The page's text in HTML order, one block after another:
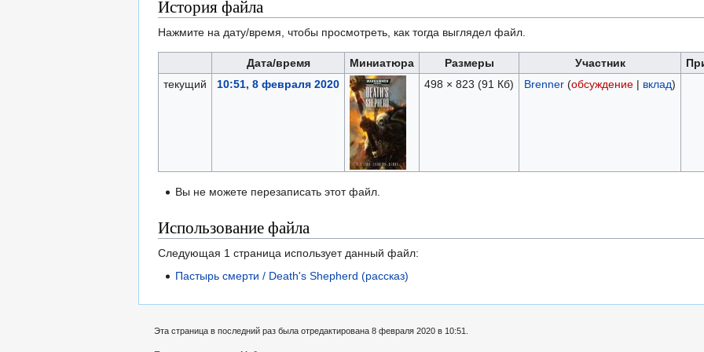
История файла
Нажмите на дату/время, чтобы просмотреть, как тогда выглядел файл.
Дата/время Миниатюра Размеры Участник
текущий
10:51, 8 февраля 2020 498 × 823 (91 Кб) Brenner (обсуждение| вклад)
Вы не можете перезаписать этот файл.
Использование файла
Следующая 1 страница использует данный файл:
Пастырь смерти / Death's Shepherd (рассказ)
Эта страница в последний раз была отредактирована 8 февраля 2020 в 10:51.